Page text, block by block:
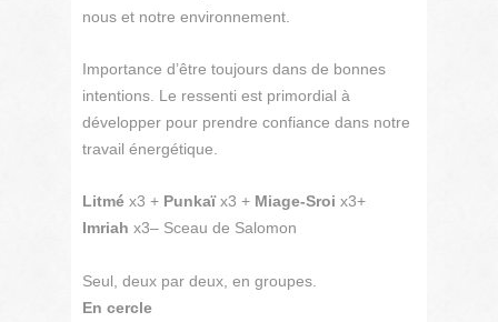
nous et notre environnement.
Importance d’être toujours dans de bonnes
intentions. Le ressenti est primordial à
développer pour prendre confiance dans notre
travail énergétique.
Litmé x3 + Punkaï x3 + Miage-Sroi x3+
Imriah x3– Sceau de Salomon
Seul, deux par deux, en groupes.
En cercle